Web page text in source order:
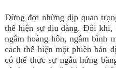
Đừng đợi những dịp quan
thể hiện sự dịu dàng. Đôi khi,
ngắm hoàng hôn, ngắm bình
cách thể hiện một phiên bản
có thể thực sự ngẫu hứng